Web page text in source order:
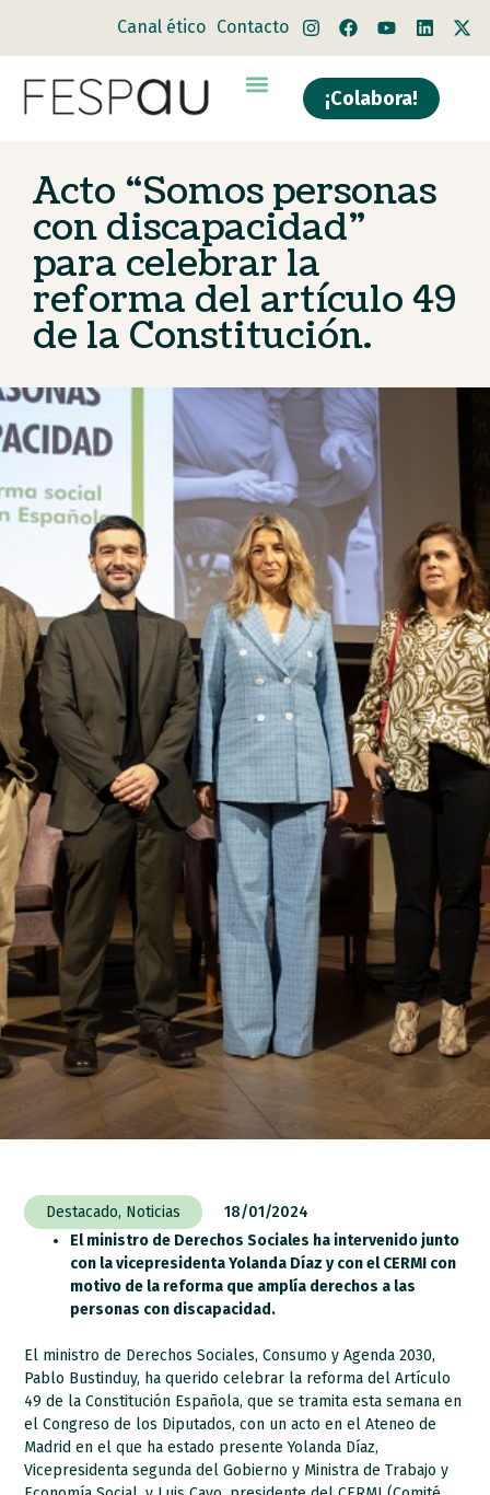
Canal ético Contacto
¡Colabora!
Acto “Somos personas
con discapacidad”
para celebrar la
reforma del artículo 49
de la Constitución.
Destacado, Noticias
18/01/2024
El ministro de Derechos Sociales ha intervenido junto
con la vicepresidenta Yolanda Díaz y con el CERMI con
motivo de la reforma que amplía derechos a las
personas con discapacidad.
El ministro de Derechos Sociales, Consumo y Agenda 2030,
Pablo Bustinduy, ha querido celebrar la reforma del Artículo
49 de la Constitución Española, que se tramita esta semana en
el Congreso de los Diputados, con un acto en el Ateneo de
Madrid en el que ha estado presente Yolanda Díaz,
Vicepresidenta segunda del Gobierno y Ministra de Trabajo y